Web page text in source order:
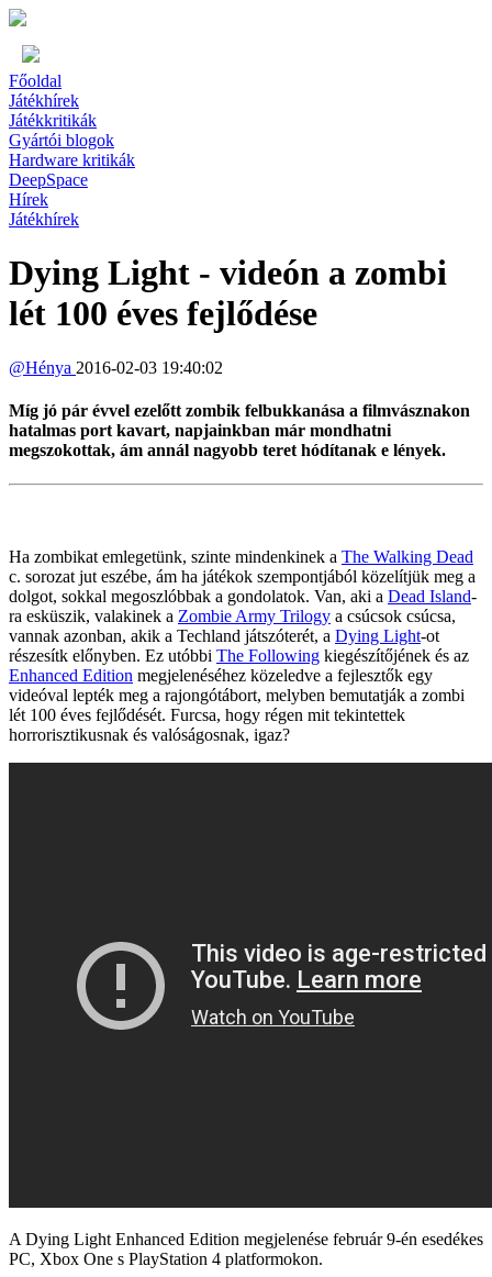
Főoldal
Játékhírek
Játékkritikák
Gyártói blogok
Hardware kritikák
DeepSpace
Hírek
Játékhírek
Dying Light - videón a zombi
lét 100 éves fejlődése
@Hénya 2016-02-03 19:40:02
Míg jó pár évvel ezelőtt zombik felbukkanása a filmvásznakon
hatalmas port kavart, napjainkban már mondhatni
megszokottak, ám annál nagyobb teret hódítanak e lények.
Ha zombikat emlegetünk, szinte mindenkinek a The Walking Dead
c. sorozat jut eszébe, ám ha játékok szempontjából közelítjük meg a
dolgot, sokkal megoszlóbbak a gondolatok. Van, aki a Dead Island-
ra esküszik, valakinek a Zombie Army Trilogy a csúcsok csúcsa,
vannak azonban, akik a Techland játszóterét, a Dying Light-ot
részesítk előnyben. Ez utóbbi The Following kiegészítőjének és az
Enhanced Edition megjelenéséhez közeledve a fejlesztők egy
videóval lepték meg a rajongótábort, melyben bemutatják a zombi
lét 100 éves fejlődését. Furcsa, hogy régen mit tekintettek
horrorisztikusnak és valóságosnak, igaz?
A Dying Light Enhanced Edition megjelenése február 9-én esedékes
PC, Xbox One s PlayStation 4 platformokon.